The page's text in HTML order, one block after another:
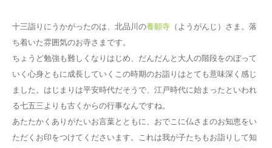
十三詣りにうかがったのは、北品川の養願寺 （ようがんじ）さま。落
ち着いた雰囲気のお寺さまです。
ちょうど勉強も難しくなりはじめ、だんだんと大人の階段をのぼって
いく心身ともに成長していくこの時期のお詣りはとても意味深く感じ
ました。はじまりは平安時代だそうで、江戸時代に始まったといわれ
る七五三よりも古くからの行事なんですね。
あたたかくありがたいお言葉とともに、おでこに仏さまのお知恵をい
ただくお印をつけてくださいます。これは我が子たちもお詣りして知